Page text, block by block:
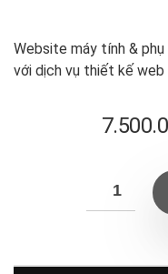
Website máy tính &
với dịch vụ thiết kế web